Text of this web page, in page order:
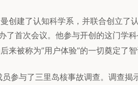
创建了认知科学系，并联合创立了
了首次会议。他参与开创的这门学
被称为”用户体验”的一切奠定了智
参与了三里岛核事故调查。调查揭